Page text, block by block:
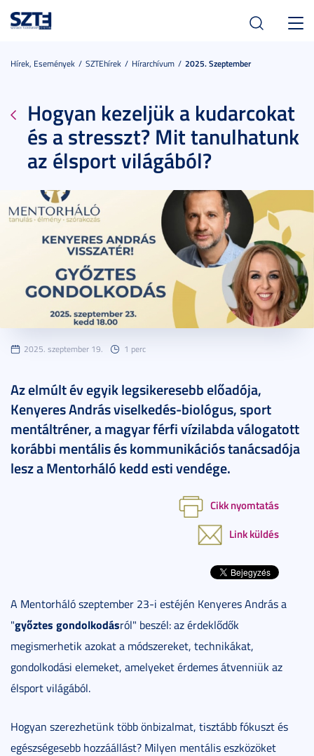
Hírek, Események SZTEhírek Hírarchívum 2025. Szeptember
Hogyan kezeljük a kudarcokat
és a stresszt? Mit tanulhatunk
az élsport világából?
2025. szeptember 19. 1 perc
Az elmúlt év egyik legsikeresebb előadója,
Kenyeres András viselkedés-biológus, sport
mentáltréner, a magyar férfi vízilabda válogatott
korábbi mentális és kommunikációs tanácsadója
lesz a Mentorháló kedd esti vendége.
Cikk nyomtatás
Link küldés
A Mentorháló szeptember 23-i estéjén Kenyeres András a
"győztes gondolkodásról" beszél: az érdeklődők
megismerhetik azokat a módszereket, technikákat,
gondolkodási elemeket, amelyeket érdemes átvenniük az
élsport világából.
Hogyan szerezhetünk több önbizalmat, tisztább fókuszt és
egészségesebb hozzáállást? Milyen mentális eszközöket